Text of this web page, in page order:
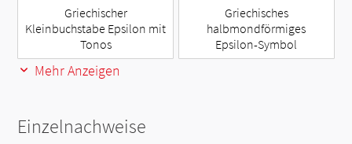
Griechischer
Kleinbuchstabe Epsilon mit
Tonos
Griechisches
halbmondförmiges
Epsilon-Symbol
Mehr Anzeigen
Einzelnachweise